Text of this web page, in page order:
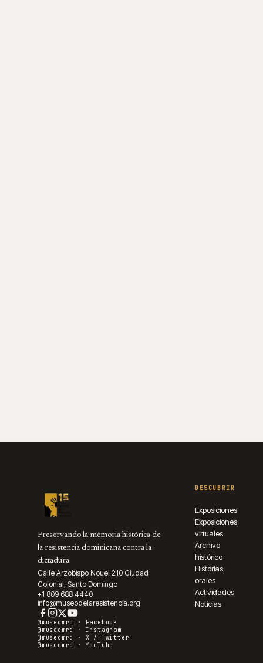
Preservando la memoria histórica de
la resistencia dominicana contra la
dictadura.
Calle Arzobispo Nouel 210 Ciudad
Colonial, Santo Domingo
+1 809 688 4440
info@museodelaresistencia.org
@museomrd ·
Facebook
@museomrd · Instagram
@museomrd · X / Twitter
@museomrd · YouTube
DESCUBRIR
Exposiciones
Exposiciones
virtuales
Archivo
histórico
Historias
orales
Actividades
Noticias